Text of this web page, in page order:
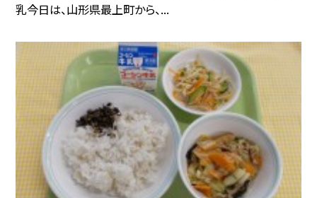
乳今日は、山形県最上町から、...